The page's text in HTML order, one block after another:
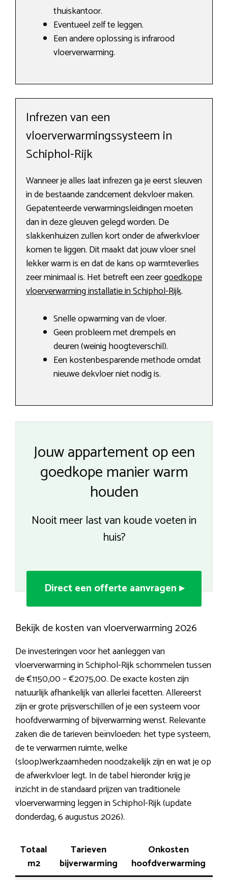
thuiskantoor.
Eventueel zelf te leggen.
Een andere oplossing is infrarood
vloerverwarming.
Infrezen van een
vloerverwarmingssysteem in
Schiphol-Rijk
Wanneer je alles laat infrezen ga je eerst sleuven
in de bestaande zandcement dekvloer maken.
Gepatenteerde verwarmingsleidingen moeten
dan in deze gleuven gelegd worden. De
slakkenhuizen zullen kort onder de afwerkvloer
komen te liggen. Dit maakt dat jouw vloer snel
lekker warm is en dat de kans op warmteverlies
zeer minimaal is. Het betreft een zeergoedkope
vloerverwarming installatie in Schiphol-Rijk.
Snelle opwarming van de vloer.
Geen probleem met drempels en
deuren (weinig hoogteverschil).
Een kostenbesparende methode omdat
nieuwe dekvloer niet nodig is.
Jouw appartement op een
goedkope manier warm
houden
Nooit meer last van koude voeten in
huis?
Direct een offerte aanvragen ▸
Bekijk de kosten van vloerverwarming 2026
De investeringen voor het aanleggen van
vloerverwarming in Schiphol-Rijk schommelen tussen
de €1150,00 – €2075,00. De exacte kosten zijn
natuurlijk afhankelijk van allerlei facetten. Allereerst
zijn er grote prijsverschillen of je een systeem voor
hoofdverwarming of bijverwarming wenst. Relevante
zaken die de tarieven beïnvloeden: het type systeem,
de te verwarmen ruimte, welke
(sloop)werkzaamheden noodzakelijk zijn en wat je op
de afwerkvloer legt. In de tabel hieronder krijg je
inzicht in de standaard prijzen van traditionele
vloerverwarming leggen in Schiphol-Rijk (update
donderdag, 6 augustus 2026).
Totaal
m2
Tarieven
bijverwarming
Onkosten
hoofdverwarming